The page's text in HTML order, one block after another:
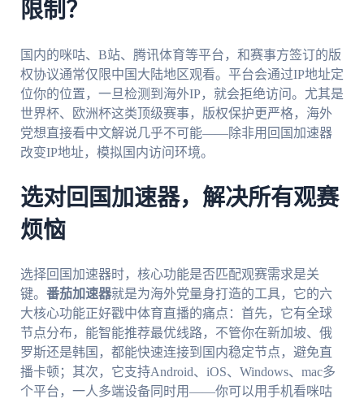
限制？
国内的咪咕、B站、腾讯体育等平台，和赛事方签订的版
权协议通常仅限中国大陆地区观看。平台会通过IP地址定
位你的位置，一旦检测到海外IP，就会拒绝访问。尤其是
世界杯、欧洲杯这类顶级赛事，版权保护更严格，海外
党想直接看中文解说几乎不可能——除非用回国加速器
改变IP地址，模拟国内访问环境。
选对回国加速器，解决所有观赛
烦恼
选择回国加速器时，核心功能是否匹配观赛需求是关
键。 番茄加速器就是为海外党量身打造的工具，它的六
大核心功能正好戳中体育直播的痛点：首先，它有全球
节点分布，能智能推荐最优线路，不管你在新加坡、俄
罗斯还是韩国，都能快速连接到国内稳定节点，避免直
播卡顿；其次，它支持Android、iOS、Windows、mac多
个平台，一人多端设备同时用——你可以用手机看咪咕